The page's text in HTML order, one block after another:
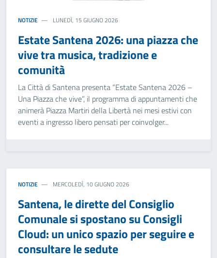
NOTIZIE LUNEDÌ, 15 GIUGNO 2026
Estate Santena 2026: una piazza che
vive tra musica, tradizione e
comunità
La Città di Santena presenta “Estate Santena 2026 –
Una Piazza che vive”, il programma di appuntamenti che
animerà Piazza Martiri della Libertà nei mesi estivi con
eventi a ingresso libero pensati per coinvolger...
NOTIZIE MERCOLEDÌ, 10 GIUGNO 2026
Santena, le dirette del Consiglio
Comunale si spostano su Consigli
Cloud: un unico spazio per seguire e
consultare le sedute